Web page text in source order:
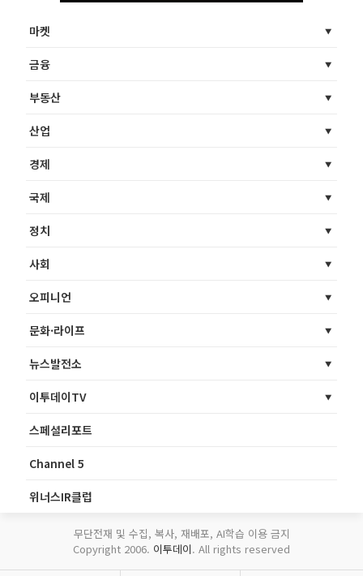
마켓
금융
부동산
산업
경제
국제
정치
사회
오피니언
문화·라이프
뉴스발전소
이투데이TV
스페셜리포트
Channel 5
위너스IR클럽
무단전재 및 수집, 복사, 재배포, AI학습 이용 금지
Copyright 2006. 이투데이. All rights reserved